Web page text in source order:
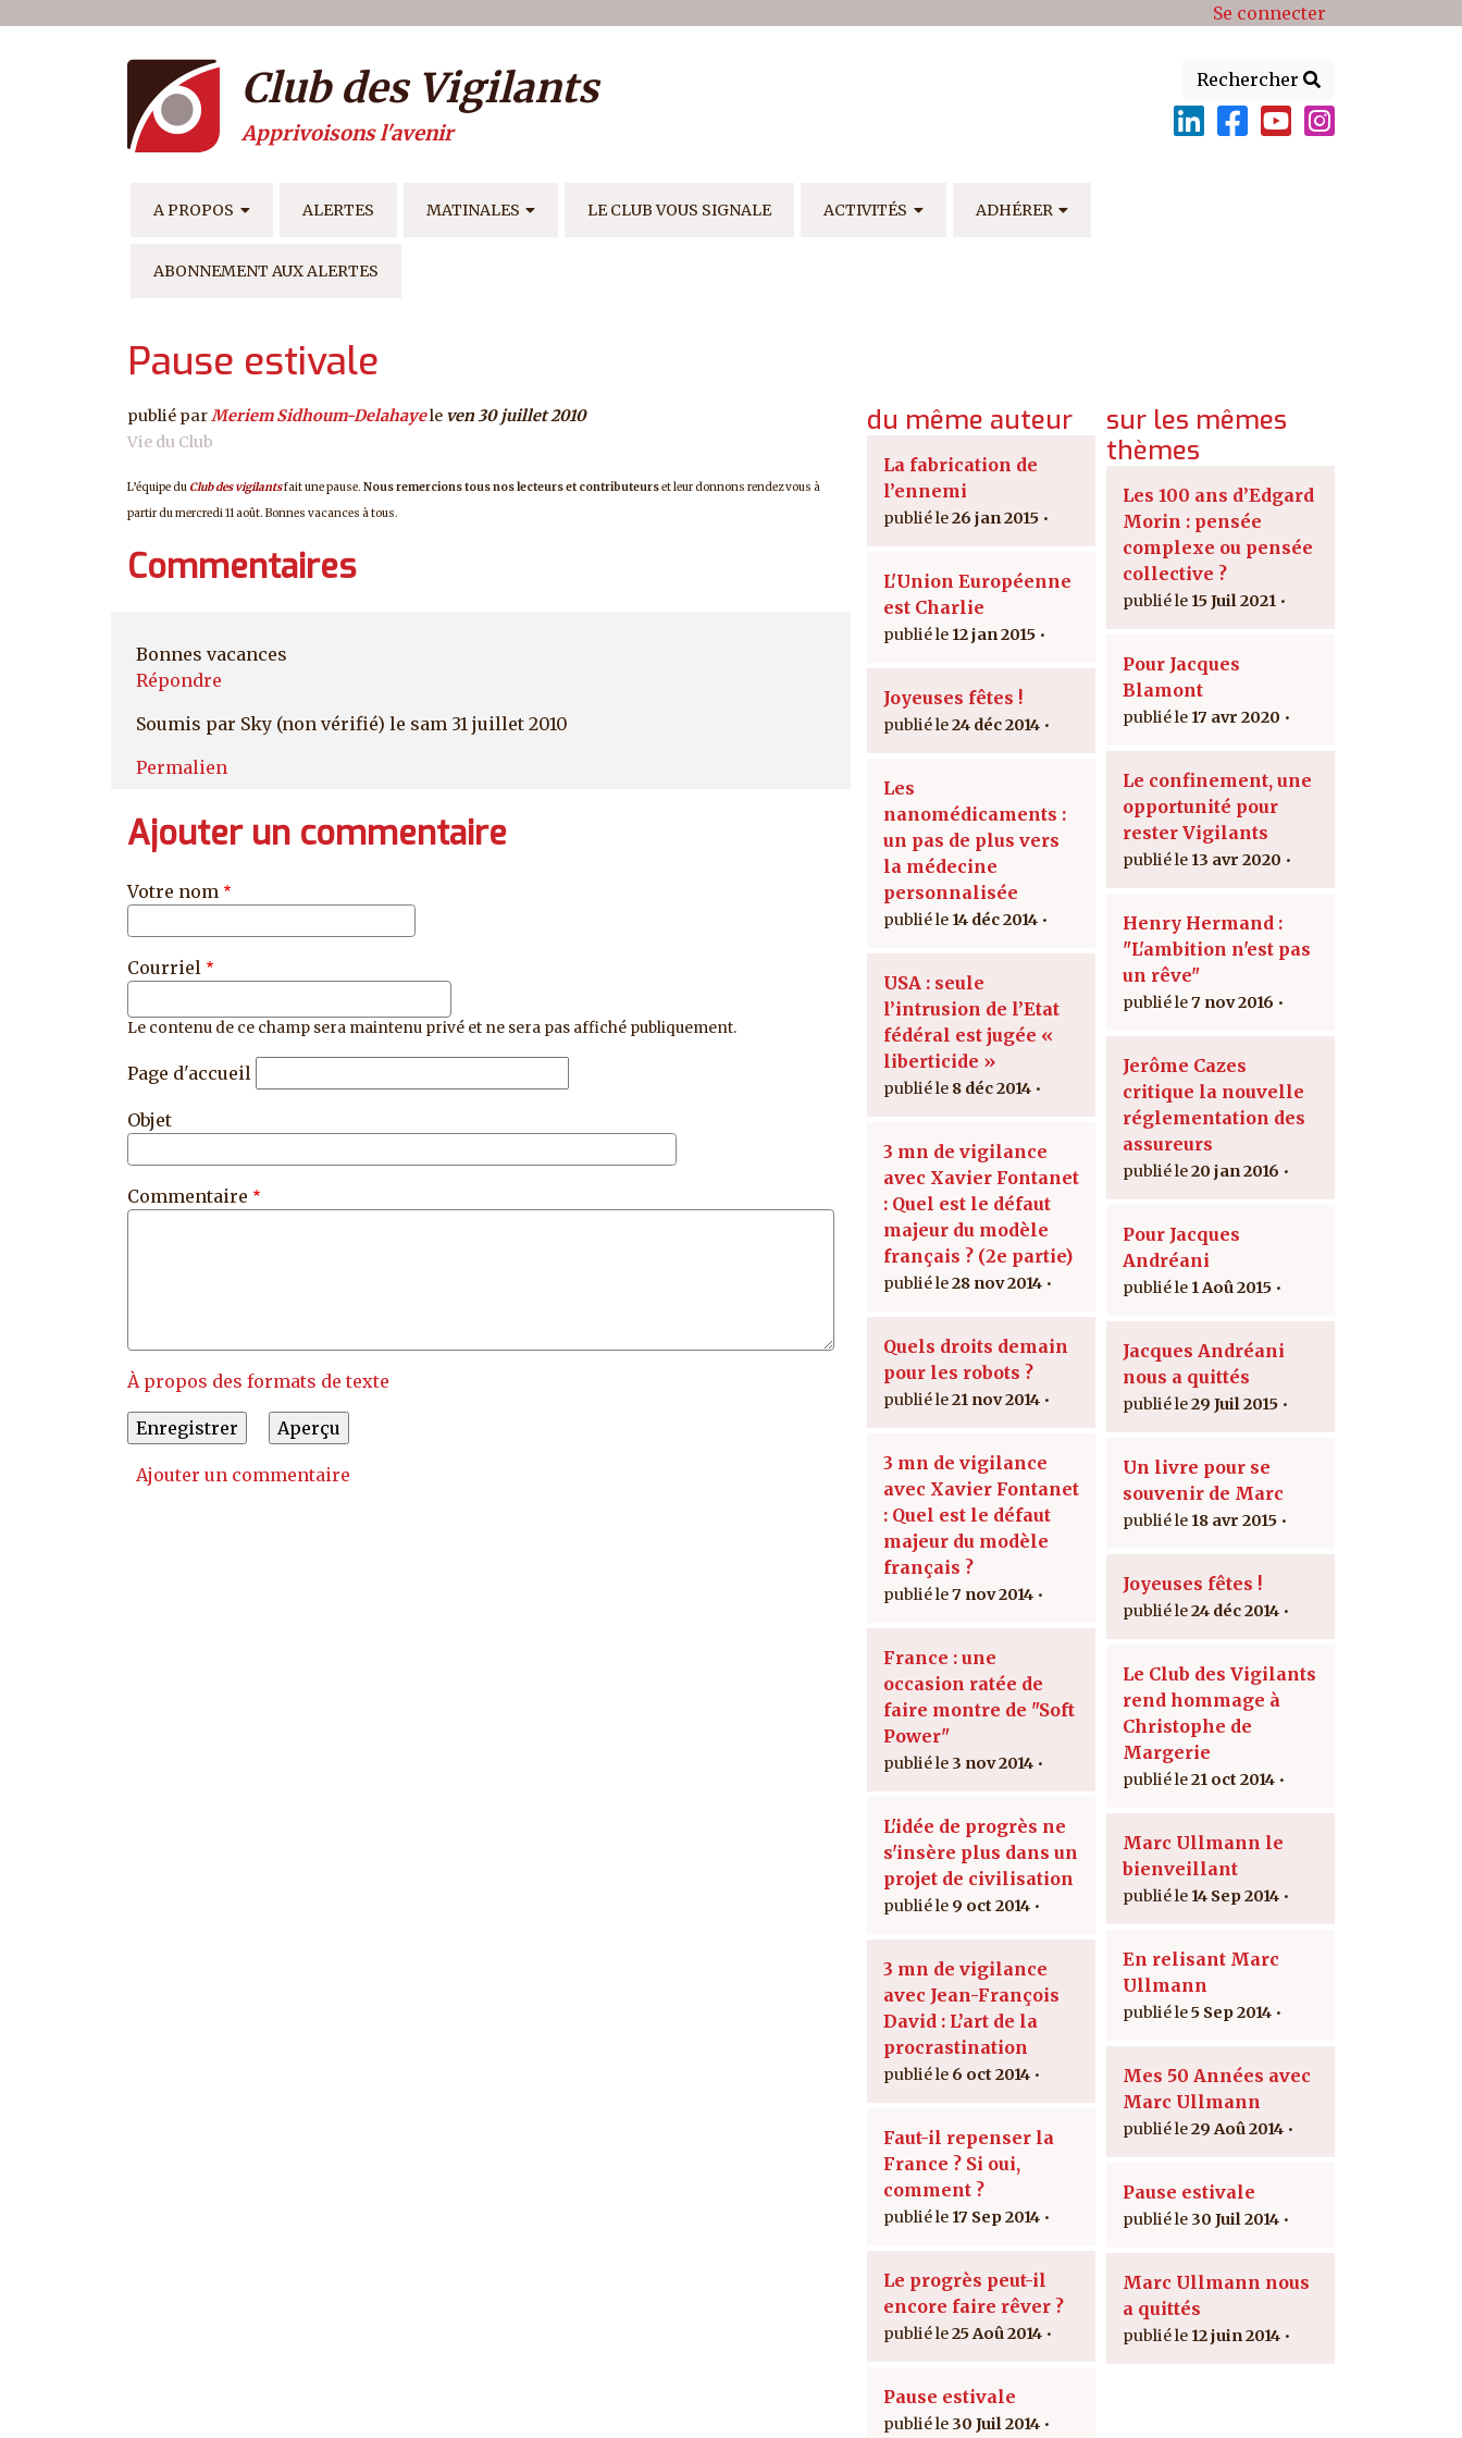
Menu du compte de l'utilisateur Se connecter
Rechercher
Club des Vigilants
Apprivoisons l'avenir
NAVIGATION PRINCIPALE
A PROPOS ALERTES MATINALES LE CLUB VOUS SIGNALE ACTIVITÉS ADHÉRER
ABONNEMENT AUX ALERTES
Pause estivale
publié par Meriem Sidhoum-Delahayele ven 30 juillet 2010
Vie du Club
L’équipe du Club des vigilantsfait une pause. Nous remercions tous nos lecteurs et contributeurset leur donnons rendez vous à
partir du mercredi 11 août. Bonnes vacances à tous.
Commentaires
Bonnes vacances
Répondre
Soumis par Sky (non vérifié) le sam 31 juillet 2010
Permalien
Ajouter un commentaire
Votre nom
Courriel
Le contenu de ce champ sera maintenu privé et ne sera pas affiché publiquement.
Page d'accueil
Objet
Commentaire
À propos des formats de texte
Ajouter un commentaire
du même auteur
La fabrication de
l’ennemi
26 jan 2015
L'Union Européenne
est Charlie
12 jan 2015
Joyeuses fêtes !
24 déc 2014
Les
nanomédicaments :
un pas de plus vers
la médecine
personnalisée
14 déc 2014
USA : seule
l’intrusion de l’Etat
fédéral est jugée «
liberticide »
8 déc 2014
3 mn de vigilance
avec Xavier Fontanet
: Quel est le défaut
majeur du modèle
français ? (2e partie)
28 nov 2014
Quels droits demain
pour les robots ?
21 nov 2014
3 mn de vigilance
avec Xavier Fontanet
: Quel est le défaut
majeur du modèle
français ?
7 nov 2014
France : une
occasion ratée de
faire montre de "Soft
Power"
3 nov 2014
L'idée de progrès ne
s'insère plus dans un
projet de civilisation
9 oct 2014
3 mn de vigilance
avec Jean-François
David : L’art de la
procrastination
6 oct 2014
Faut-il repenser la
France ? Si oui,
comment ?
17 Sep 2014
Le progrès peut-il
encore faire rêver ?
25 Aoû 2014
Pause estivale
30 Juil 2014
sur les mêmes
thèmes
Les 100 ans d’Edgard
Morin : pensée
complexe ou pensée
collective ?
15 Juil 2021
Pour Jacques
Blamont
17 avr 2020
Le confinement, une
opportunité pour
rester Vigilants
13 avr 2020
Henry Hermand :
"L'ambition n'est pas
un rêve"
7 nov 2016
Jerôme Cazes
critique la nouvelle
réglementation des
assureurs
20 jan 2016
Pour Jacques
Andréani
1 Aoû 2015
Jacques Andréani
nous a quittés
29 Juil 2015
Un livre pour se
souvenir de Marc
18 avr 2015
Joyeuses fêtes !
24 déc 2014
Le Club des Vigilants
rend hommage à
Christophe de
Margerie
21 oct 2014
Marc Ullmann le
bienveillant
14 Sep 2014
En relisant Marc
Ullmann
5 Sep 2014
Mes 50 Années avec
Marc Ullmann
29 Aoû 2014
Pause estivale
30 Juil 2014
Marc Ullmann nous
a quittés
12 juin 2014